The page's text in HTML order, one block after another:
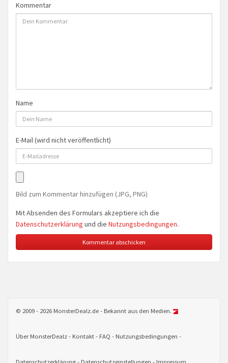
Kommentar
Name
E-Mail (wird nicht veröffentlicht)
Bild zum Kommentar hinzufügen (JPG, PNG)
Mit Absenden des Formulars akzeptiere ich die
Datenschutzerklärung und die Nutzungsbedingungen.
© 2009 - 2026 MonsterDealz.de - Bekannt aus den Medien.
Über MonsterDealz Kontakt FAQ Nutzungsbedingungen